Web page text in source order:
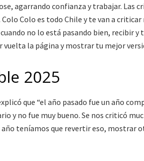
agarrando confianza y trabajar. Las
Colo es todo Chile y te van a
no lo está pasando bien, recibir
vuelta la página y mostrar tu mejor
2025
que “el año pasado fue un año
y no fue muy bueno. Se nos criticó
teníamos que revertir eso, mostrar